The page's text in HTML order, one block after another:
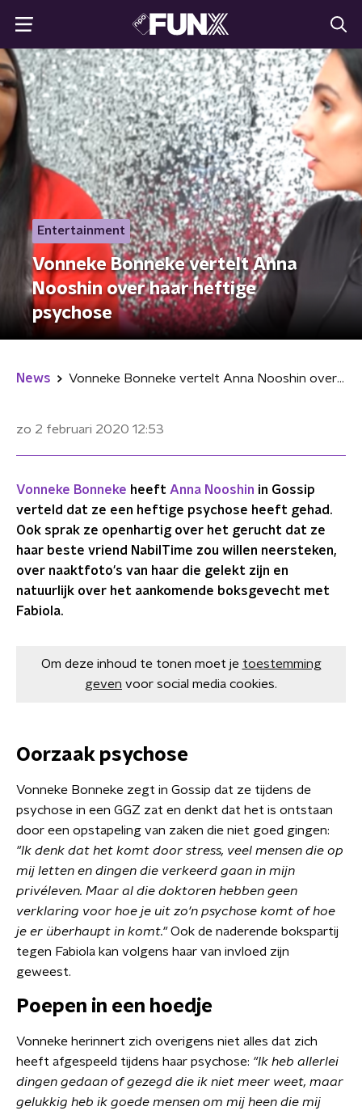
Entertainment
Vonneke Bonneke vertelt Anna
Nooshin over haar heftige
psychose
News Vonneke Bonneke vertelt Anna Nooshin over haar heftige psychose
zo 2 februari 2020 12:53
Vonneke Bonneke heeft Anna Nooshin in Gossip
verteld dat ze een heftige psychose heeft gehad.
Ook sprak ze openhartig over het gerucht dat ze
haar beste vriend NabilTime zou willen neersteken,
over naaktfoto's van haar die gelekt zijn en
natuurlijk over het aankomende boksgevecht met
Fabiola.
Om deze inhoud te tonen moet je toestemming
geven voor social media cookies.
Oorzaak psychose
Vonneke Bonneke zegt in Gossip dat ze tijdens de
psychose in een GGZ zat en denkt dat het is ontstaan
door een opstapeling van zaken die niet goed gingen:
"Ik denk dat het komt door stress, veel mensen die op
mij letten en dingen die verkeerd gaan in mijn
privéleven. Maar al die doktoren hebben geen
verklaring voor hoe je uit zo'n psychose komt of hoe
je er überhaupt in komt."Ook de naderende bokspartij
tegen Fabiola kan volgens haar van invloed zijn
geweest.
Poepen in een hoedje
Vonneke herinnert zich overigens niet alles dat zich
heeft afgespeeld tijdens haar psychose: "Ik heb allerlei
dingen gedaan of gezegd die ik niet meer weet, maar
gelukkig heb ik goede mensen om mij heen die mij